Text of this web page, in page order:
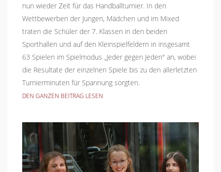
nun wieder Zeit für das Handballturnier. In den
Wettbewerben der Jungen, Mädchen und im Mixed
traten die Schüler der 7. Klassen in den beiden
Sporthallen und auf den Kleinspielfeldern in insgesamt
63 Spielen im Spielmodus „Jeder gegen Jeden" an, wobei
die Resultate der einzelnen Spiele bis zu den allerletzten
Turnierminuten für Spannung sorgten.
DEN GANZEN BEITRAG LESEN